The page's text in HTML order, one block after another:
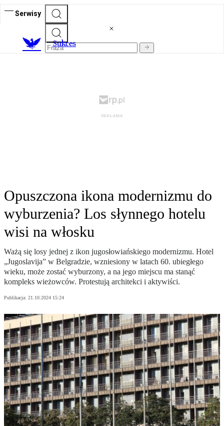
Serwisy
Sukces
Opuszczona ikona modernizmu do
wyburzenia? Los słynnego hotelu
wisi na włosku
Ważą się losy jednej z ikon jugosłowiańskiego modernizmu. Hotel
„Jugoslavija” w Belgradzie, wzniesiony w latach 60. ubiegłego
wieku, może zostać wyburzony, a na jego miejscu ma stanąć
kompleks wieżowców. Protestują architekci i aktywiści.
Publikacja: 21.10.2024 15:24